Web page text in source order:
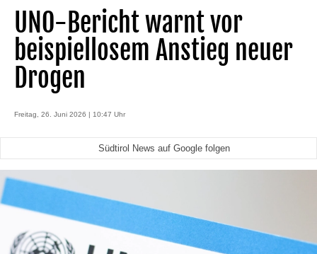
UNO-Bericht warnt vor
beispiellosem Anstieg neuer
Drogen
Freitag, 26. Juni 2026 | 10:47 Uhr
Südtirol News auf Google folgen